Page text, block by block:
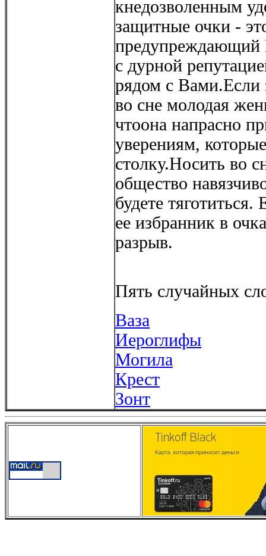
кнедозволенным
защитные очки -
предупреждающий
с дурной
рядом с Вами.Если
во сне молодая
чтоона напрасно
уверениям,
столку.Носить во
общество
будете
ее избранник в
разрыв.
Пять случайных
Ваза
Иероглифы
Могила
Крест
Зонт